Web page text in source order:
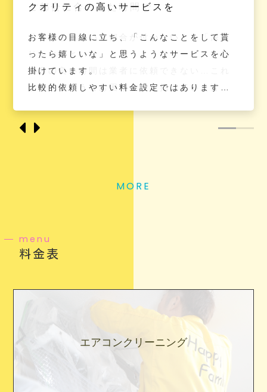
ご都合に合わせた時間で
「早朝じゃないと都合が付かない！」「深夜
じゃないと…」
都合の良い時間は業者に依頼できない…これ
までそのようなお困りごとを抱えていた皆
ぜひ、弊社にご相談ください。
してもずっとは立ち会えない！という場合は
クオリティの高いサービスを
お客様の目線に立ち、「こんなことをして貰
ったら嬉しいな」と思うようなサービスを心
掛けています。
比較的依頼しやすい料金設定ではあります
気になるところも細かく、丁寧にクリーニン
ける、そんなハウスクリーニングをお届けし
ご都合に合わせた時間で
「早朝じゃないと都合が付かない！」「深夜
じゃないと…」
都合の良い時間は業者に依頼できない…これ
までそのようなお困りごとを抱えていた皆
ぜひ、弊社にご相談ください。
してもずっとは立ち会えない！という場合は
クオリティの高いサービスを
お客様の目線に立ち、「こんなことをして貰
ったら嬉しいな」と思うようなサービスを心
掛けています。
比較的依頼しやすい料金設定ではあります
気になるところも細かく、丁寧にクリーニン
ける、そんなハウスクリーニングをお届けし
MORE
menu
料金表
エアコンクリーニング